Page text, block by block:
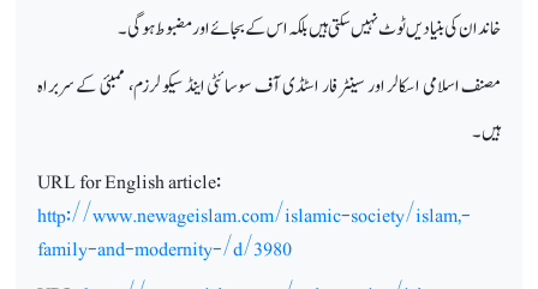
خاندان کی بنیادیں ٹوٹ نہیں سکتی ہیں بلکہ اس کے بجائے اورمضبوط ہو گی۔
مصنف اسلامی اسکالر اور سینٹر فار اسٹڈی آف سوسائٹی اینڈ سیکو لرزم، ممبئی کے سربراہ
ہیں۔
URL for English article:
http://www.newageislam.com/islamic-society/islam,-
family-and-modernity-/d/3980